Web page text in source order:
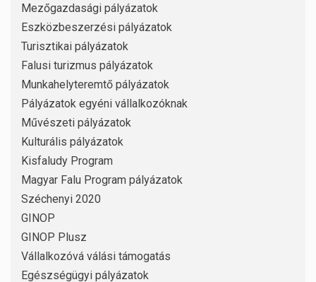
Mezőgazdasági pályázatok
Eszközbeszerzési pályázatok
Turisztikai pályázatok
Falusi turizmus pályázatok
Munkahelyteremtő pályázatok
Pályázatok egyéni vállalkozóknak
Művészeti pályázatok
Kulturális pályázatok
Kisfaludy Program
Magyar Falu Program pályázatok
Széchenyi 2020
GINOP
GINOP Plusz
Vállalkozóvá válási támogatás
Egészségügyi pályázatok